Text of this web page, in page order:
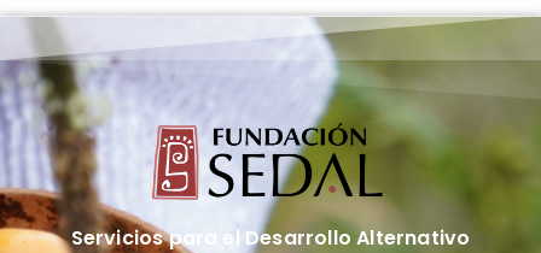
Servicios para el Desarrollo Alternativo